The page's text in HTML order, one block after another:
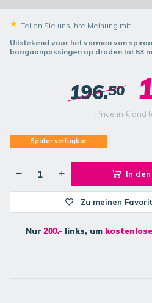
Teilen Sie uns Ihre Meinung mit
Uitstekend voor het vormen van
boogaanpassingen op draden tot 53
196.50
Price in € and
Später verfügbar
In
Zu meinen
Nur200.- links, um